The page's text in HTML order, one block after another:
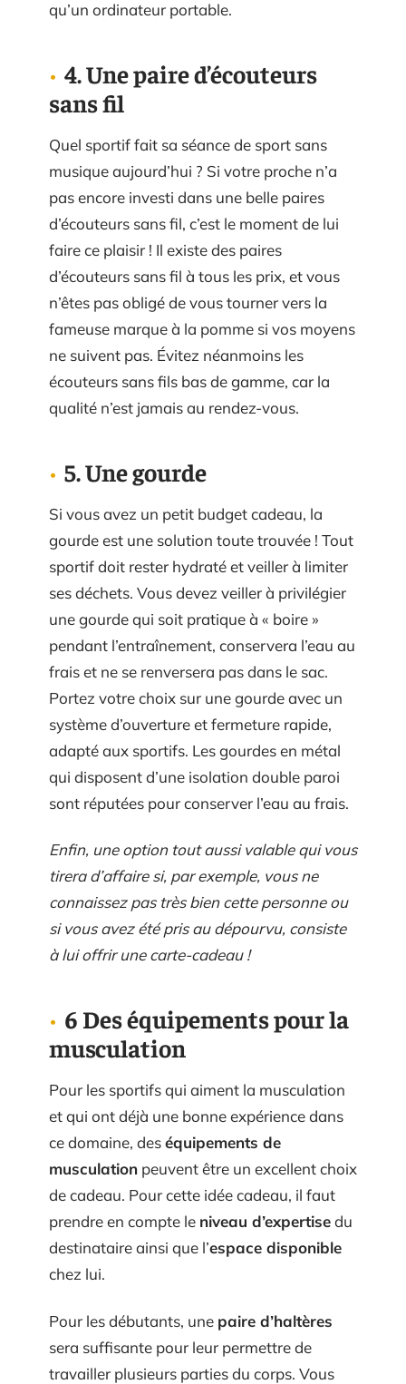
qu’un ordinateur portable.
4. Une paire d’écouteurs
sans fil
Quel sportif fait sa séance de sport sans
musique aujourd’hui ? Si votre proche n’a
pas encore investi dans une belle paires
d’écouteurs sans fil, c’est le moment de lui
faire ce plaisir ! Il existe des paires
d’écouteurs sans fil à tous les prix, et vous
n’êtes pas obligé de vous tourner vers la
fameuse marque à la pomme si vos moyens
ne suivent pas. Évitez néanmoins les
écouteurs sans fils bas de gamme, car la
qualité n’est jamais au rendez-vous.
5. Une gourde
Si vous avez un petit budget cadeau, la
gourde est une solution toute trouvée ! Tout
sportif doit rester hydraté et veiller à limiter
ses déchets. Vous devez veiller à privilégier
une gourde qui soit pratique à « boire »
pendant l’entraînement, conservera l’eau au
frais et ne se renversera pas dans le sac.
Portez votre choix sur une gourde avec un
système d’ouverture et fermeture rapide,
adapté aux sportifs. Les gourdes en métal
qui disposent d’une isolation double paroi
sont réputées pour conserver l’eau au frais.
Enfin, une option tout aussi valable qui vous
tirera d’affaire si, par exemple, vous ne
connaissez pas très bien cette personne ou
si vous avez été pris au dépourvu, consiste
à lui offrir une carte-cadeau !
6 Des équipements pour la
musculation
Pour les sportifs qui aiment la musculation
et qui ont déjà une bonne expérience dans
ce domaine, deséquipements de
musculation peuvent être un excellent choix
de cadeau. Pour cette idée cadeau, il faut
prendre en compte le niveau d’expertisedu
destinataire ainsi que l’espace disponible
chez lui.
Pour les débutants, une paire d’haltères
sera suffisante pour leur permettre de
travailler plusieurs parties du corps. Vous